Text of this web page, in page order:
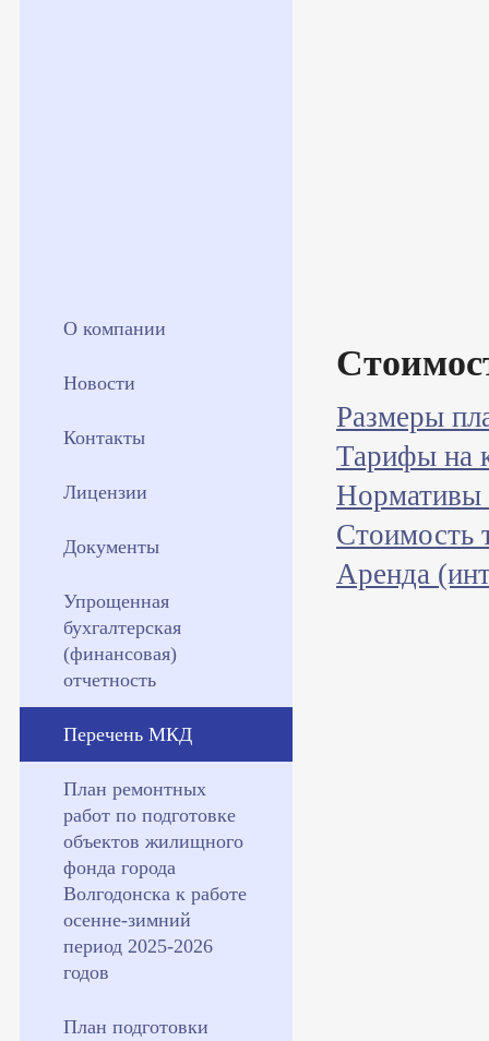
О компании
Новости
Контакты
Лицензии
Документы
Упрощенная
бухгалтерская
(финансовая)
отчетность
Перечень МКД
План ремонтных
работ по подготовке
объектов жилищного
фонда города
Волгодонска к работе
осенне-зимний
период 2025-2026
годов
План подготовки
Размеры
Тарифы на
Нормативы
Стоимость
Аренда